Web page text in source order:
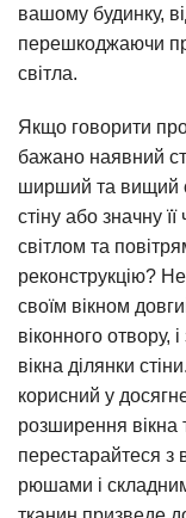
вашому будинку,
перешкоджаючи
світла.
Якщо говорити
бажано наявний
ширший та вищий
стіну або значну
світлом та
реконструкцію?
своїм вікном
віконного отвору,
вікна ділянки
корисний у
розширення вікна
перестарайтеся
рюшами і